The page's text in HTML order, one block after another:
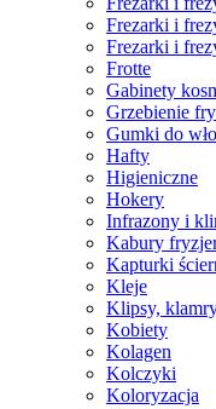
Frezarki i
Frezarki i
Frotte
Gabinety
Grzebienie
Gumki do
Hafty
Higieniczne
Hokery
Infrazony i
Kabury
Kapturki
Kleje
Klipsy,
Kobiety
Kolagen
Kolczyki
Koloryzacja